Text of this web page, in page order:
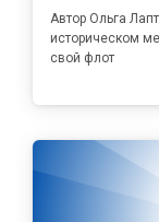
Автор Ольга
историческом
свой флот